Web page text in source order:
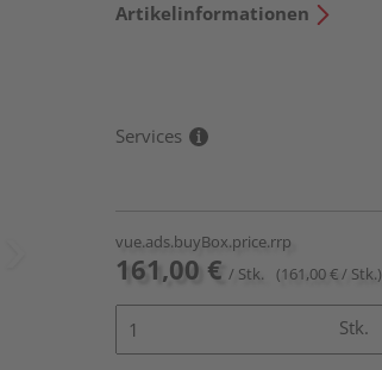
Artikelinformationen
Services
vue.ads.buyBox.price.rrp
161,00 € / Stk. (161,00 € / Stk.)
Stk.